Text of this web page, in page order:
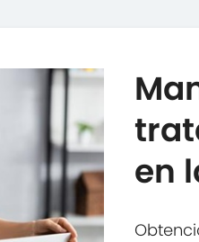
en